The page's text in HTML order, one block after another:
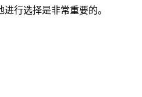
行选择是非常重要的。